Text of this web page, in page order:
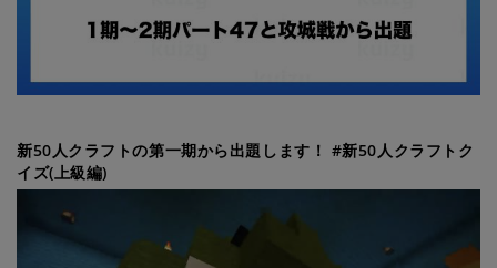
新50人クラフトの第一期から出題します！ #新50人クラフトク
イズ(上級編)